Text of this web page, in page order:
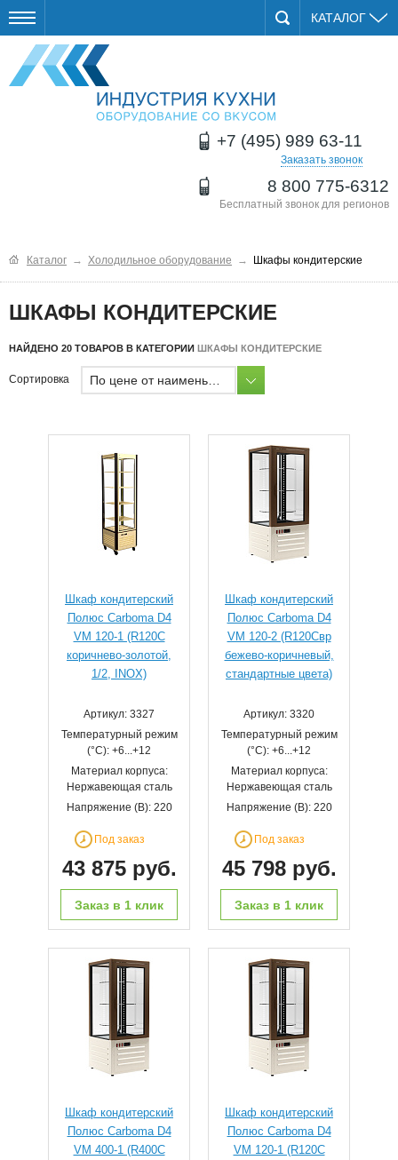
КАТАЛОГ
+7 (495) 989 63-11
Заказать звонок
8 800 775-6312
Бесплатный звонок для регионов
Каталог → Холодильное оборудование → Шкафы кондитерские
ШКАФЫ КОНДИТЕРСКИЕ
НАЙДЕНО 20 ТОВАРОВ В КАТЕГОРИИ ШКАФЫ КОНДИТЕРСКИЕ
Сортировка
Шкаф кондитерский
Полюс Carboma D4
VM 120-1 (R120C
коричнево-золотой,
1/2, INOX)
Артикул: 3327
Температурный режим
(°С): +6...+12
Материал корпуса:
Нержавеющая сталь
Напряжение (В): 220
Под заказ
43 875 руб.
Заказ в 1 клик
Шкаф кондитерский
Полюс Carboma D4
VM 120-2 (R120Cвр
бежево-коричневый,
стандартные цвета)
Артикул: 3320
Температурный режим
(°С): +6...+12
Материал корпуса:
Нержавеющая сталь
Напряжение (В): 220
Под заказ
45 798 руб.
Заказ в 1 клик
Шкаф кондитерский
Полюс Carboma D4
VM 400-1 (R400C
Шкаф кондитерский
Полюс Carboma D4
VM 120-1 (R120C